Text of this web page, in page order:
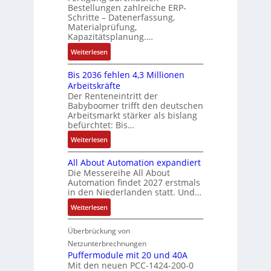
t
a
u
f
n
a
h
m
e
,
g
e
p
ä
g
t
d
u
r
d
N
C
-
y
s
e
m
e
ä
f
t
s
f
ü
h
r
e
r
z
u
m
V
o
r
s
t
a
d
d
e
s
:
Q
2
-
E
r
g
e
b
n
i
s
s
e
b
e
s
t
ä
t
i
g
r
t
r
i
e
b
s
-
u
n
d
M
a
r
k
e
t
n
e
i
Bestellungen zahlreiche ERP-
Schritte – Datenerfassung,
Materialprüfung,
Kapazitätsplanung.…
Weiterlesen:
K
I
b
r
a
u
c
h
t
S
t
r
u
k
u
r
Bis 2036 fehlen 4,3 Millionen
Arbeitskräfte
Der Renteneintritt der
Babyboomer trifft den deutschen
Arbeitsmarkt stärker als bislang
befürchtet: Bis…
Weiterlesen:
B
i
s
2
0
3
6
f
e
h
l
All About Automation expandiert
Die Messereihe All About
Automation findet 2027 erstmals
in den Niederlanden statt. Und…
Weiterlesen:
A
l
l
A
b
Überbrückung von
Netzunterbrechnungen
Puffermodule mit 20 und 40A
Mit den neuen PCC-1424-200-0